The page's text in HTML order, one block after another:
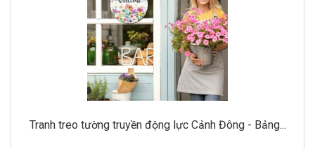
Tranh treo tường truyền động lực Cảnh Đông - Bảng...